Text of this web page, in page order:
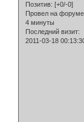
Позитив: [+0/-0]
Провел на
4 минуты
Последний визит:
2011-03-18